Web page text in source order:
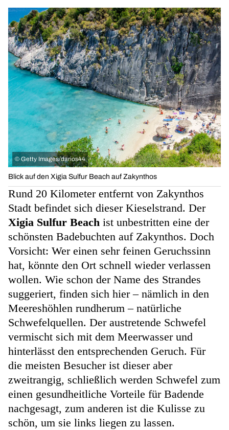
© Getty Images/darios44
Blick auf den Xigia Sulfur Beach auf Zakynthos
Rund 20 Kilometer entfernt von Zakynthos
Stadt befindet sich dieser Kieselstrand. Der
Xigia Sulfur Beach ist unbestritten eine der
schönsten Badebuchten auf Zakynthos. Doch
Vorsicht: Wer einen sehr feinen Geruchssinn
hat, könnte den Ort schnell wieder verlassen
wollen. Wie schon der Name des Strandes
suggeriert, finden sich hier – nämlich in den
Meereshöhlen rundherum – natürliche
Schwefelquellen. Der austretende Schwefel
vermischt sich mit dem Meerwasser und
hinterlässt den entsprechenden Geruch. Für
die meisten Besucher ist dieser aber
zweitrangig, schließlich werden Schwefel zum
einen gesundheitliche Vorteile für Badende
nachgesagt, zum anderen ist die Kulisse zu
schön, um sie links liegen zu lassen.